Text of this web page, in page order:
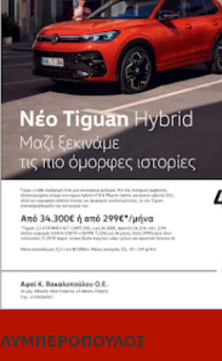
ΛΥΜΠΕΡΟΠΟΥΛΟΣ